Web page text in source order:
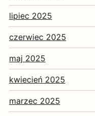
lipiec 2025
czerwiec 2025
maj 2025
kwiecień 2025
marzec 2025